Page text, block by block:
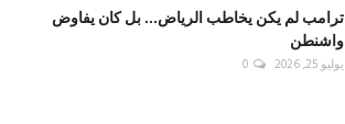
ترامب لم يكن يخاطب الرياض... بل كان يفاوض
واشنطن
يوليو 25, 2026 0